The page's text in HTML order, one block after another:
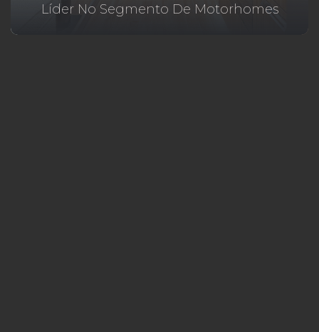
Líder No Segmento De Motorhomes